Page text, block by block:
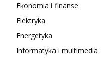
Ekonomia i finanse
Elektryka
Energetyka
Informatyka i multimedia